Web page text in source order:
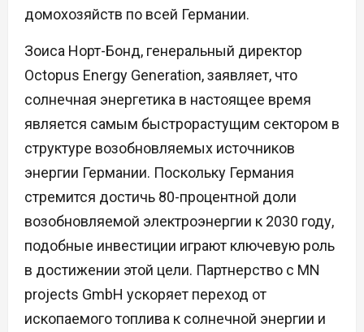
домохозяйств по всей Германии.
Зоиса Норт-Бонд, генеральный директор
Octopus Energy Generation, заявляет, что
солнечная энергетика в настоящее время
является самым быстрорастущим сектором в
структуре возобновляемых источников
энергии Германии. Поскольку Германия
стремится достичь 80-процентной доли
возобновляемой электроэнергии к 2030 году,
подобные инвестиции играют ключевую роль
в достижении этой цели. Партнерство с MN
projects GmbH ускоряет переход от
ископаемого топлива к солнечной энергии и